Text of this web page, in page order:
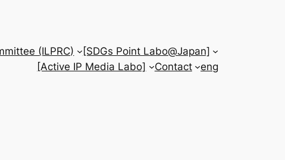
(ILPRC)
[SDGs Point Labo@Japan]
[Active IP Media Labo]
Contact eng